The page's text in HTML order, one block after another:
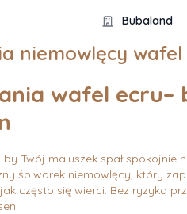
Bubaland
niemowlęcy wafel
wafel ecru–
Twój maluszek spał spokojnie
śpiworek niemowlęcy, który
często się wierci. Bez ryzyka